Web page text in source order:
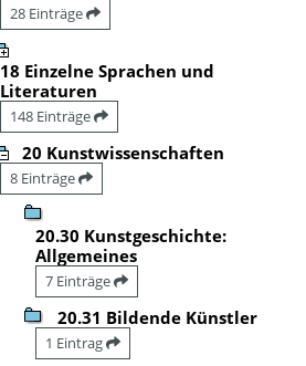
28 Einträge
18 Einzelne Sprachen und
Literaturen
148 Einträge
20 Kunstwissenschaften
8 Einträge
20.30 Kunstgeschichte:
Allgemeines
7 Einträge
20.31 Bildende Künstler
1 Eintrag